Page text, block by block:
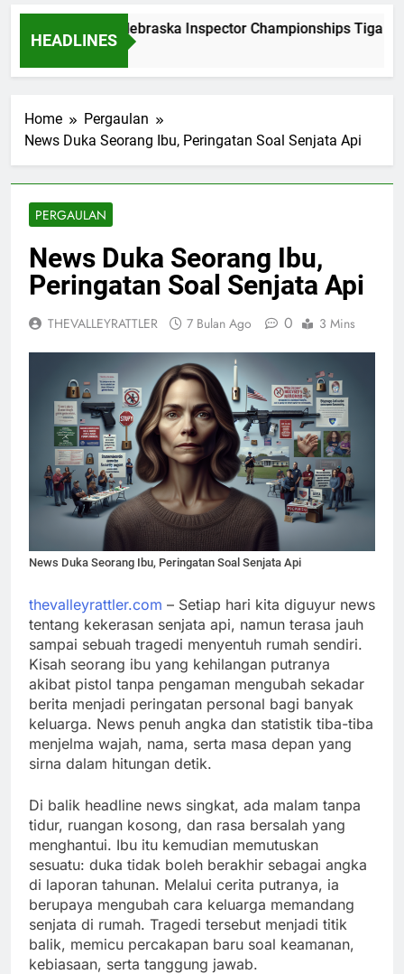
HEADLINES
Dominasi Nebraska Inspector Championships Tiga
2 Bulan Ago
Home
Pergaulan
News Duka Seorang Ibu, Peringatan Soal Senjata Api
PERGAULAN
News Duka Seorang Ibu,
Peringatan Soal Senjata Api
THEVALLEYRATTLER 7 Bulan Ago 0 3 Mins
News Duka Seorang Ibu, Peringatan Soal Senjata Api
thevalleyrattler.com – Setiap hari kita diguyur news
tentang kekerasan senjata api, namun terasa jauh
sampai sebuah tragedi menyentuh rumah sendiri.
Kisah seorang ibu yang kehilangan putranya
akibat pistol tanpa pengaman mengubah sekadar
berita menjadi peringatan personal bagi banyak
keluarga. News penuh angka dan statistik tiba-tiba
menjelma wajah, nama, serta masa depan yang
sirna dalam hitungan detik.
Di balik headline news singkat, ada malam tanpa
tidur, ruangan kosong, dan rasa bersalah yang
menghantui. Ibu itu kemudian memutuskan
sesuatu: duka tidak boleh berakhir sebagai angka
di laporan tahunan. Melalui cerita putranya, ia
berupaya mengubah cara keluarga memandang
senjata di rumah. Tragedi tersebut menjadi titik
balik, memicu percakapan baru soal keamanan,
kebiasaan, serta tanggung jawab.